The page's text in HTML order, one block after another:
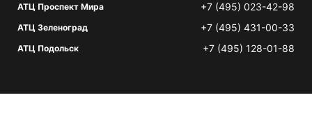
АТЦ Проспект Мира +7 (495) 023-42-98
АТЦ Зеленоград +7 (495) 431-00-33
АТЦ Подольск +7 (495) 128-01-88